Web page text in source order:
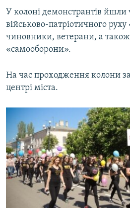
У колоні демонстрантів йшли
військово-патріотичного
чиновники, ветерани, а
«самооборони».
На час проходження колони
центрі міста.